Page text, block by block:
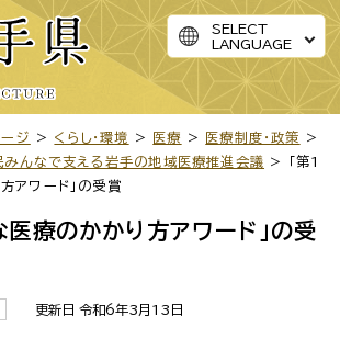
SELECT
LANGUAGE
ージ > くらし・環境 > 医療 > 医療制度・政策
>
みんなで支える岩手の地域医療推進会議 > 「第1
アワード」の受賞
医療のかかり方アワード」の受
更新日 令和6年3月13日